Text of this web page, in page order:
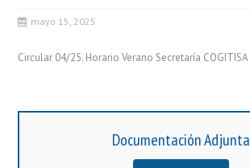
mayo 15, 2025
Circular 04/25. Horario Verano Secretaría COGITISA
Documentación Adjunta